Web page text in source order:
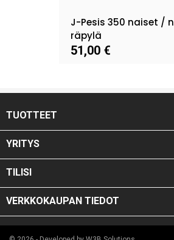
J-Pesis 350 naiset /
räpylä
51,00 €
TUOTTEET
YRITYS
TILISI
VERKKOKAUPAN TIEDOT